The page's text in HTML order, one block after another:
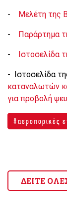
- Μελέτη της
- Παράρτημα
- Ιστοσελίδα
- Ιστοσελίδα
καταναλωτών
για προβολή
αεροπορικές
ΔΕΙΤΕ